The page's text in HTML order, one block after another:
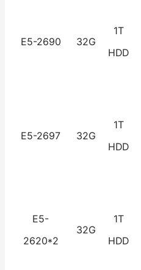
E5-2690 32G
1T
HDD
E5-2697 32G
1T
HDD
E5-
2620*2
32G
1T
HDD